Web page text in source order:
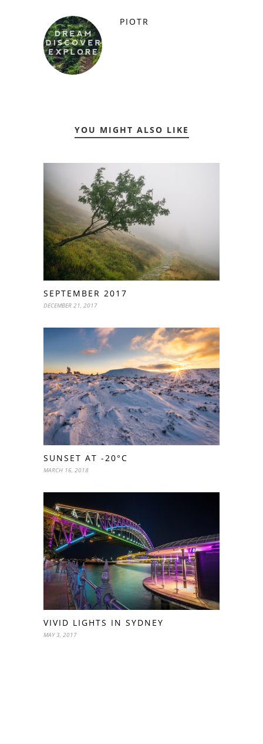
PIOTR
YOU MIGHT ALSO LIKE
SEPTEMBER 2017
DECEMBER 21, 2017
SUNSET AT -20°C
MARCH 16, 2018
VIVID LIGHTS IN SYDNEY
MAY 3, 2017